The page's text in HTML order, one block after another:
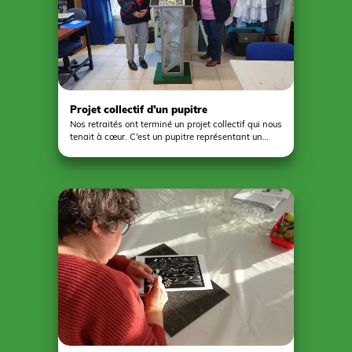
Projet collectif d'un pupitre
Nos retraités ont terminé un projet collectif qui nous
tenait à cœur. C'est un pupitre représentant un